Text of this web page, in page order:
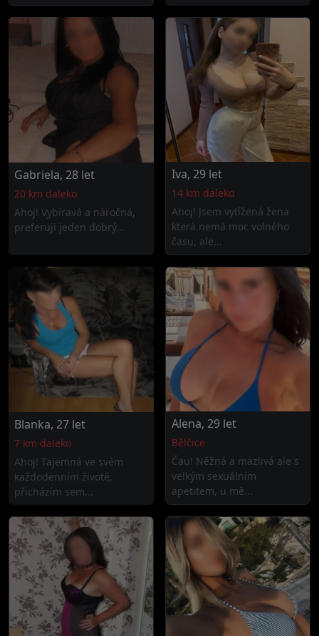
Gabriela, 28 let
20 km daleko
Ahoj! Vybíravá a náročná,
preferuji jeden dobrý...
Iva, 29 let
14 km daleko
Ahoj! Jsem vytížená žena
která nemá moc volného
času, ale...
Blanka, 27 let
7 km daleko
Ahoj! Tajemná ve svém
každodenním životě,
přicházím sem...
Alena, 29 let
Bělčice
Čau! Něžná a mazlivá ale s
velkým sexuálním
apetitem, u mě...